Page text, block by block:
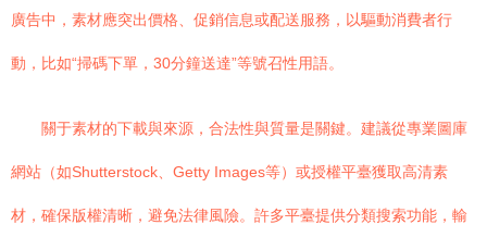
廣告中，素材應突出價格、促銷信息或配送服務，以驅動消費者行
動，比如“掃碼下單，30分鐘送達”等號召性用語。
關于素材的下載與來源，合法性與質量是關鍵。建議從專業圖庫
網站（如Shutterstock、Getty Images等）或授權平臺獲取高清素
材，確保版權清晰，避免法律風險。許多平臺提供分類搜索功能，輸